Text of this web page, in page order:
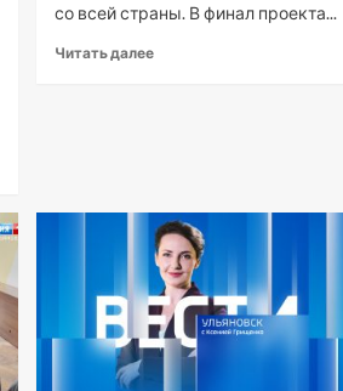
со всей страны. В финал проекта...
Читать далее